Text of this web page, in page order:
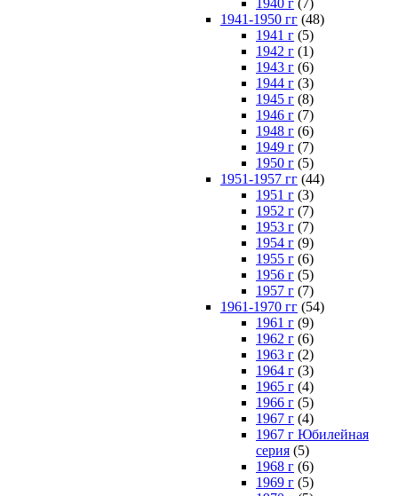
1941-1950 гг (48)
1941 г (5)
1942 г (1)
1943 г (6)
1944 г (3)
1945 г (8)
1946 г (7)
1948 г (6)
1949 г (7)
1950 г (5)
1951-1957 гг (44)
1951 г (3)
1952 г (7)
1953 г (7)
1954 г (9)
1955 г (6)
1956 г (5)
1957 г (7)
1961-1970 гг (54)
1961 г (9)
1962 г (6)
1963 г (2)
1964 г (3)
1965 г (4)
1966 г (5)
1967 г (4)
1967 г Юбилейная
серия (5)
1968 г (6)
1969 г (5)